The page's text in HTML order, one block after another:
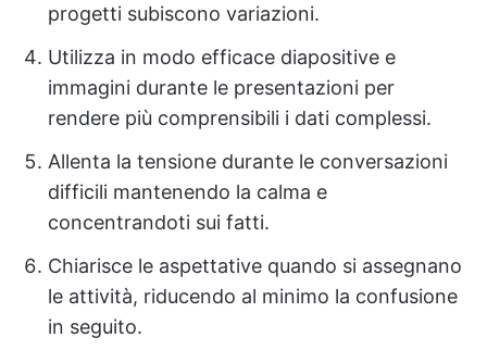
progetti subiscono variazioni.
Utilizza in modo efficace diapositive e
immagini durante le presentazioni per
rendere più comprensibili i dati complessi.
Allenta la tensione durante le conversazioni
difficili mantenendo la calma e
concentrandoti sui fatti.
Chiarisce le aspettative quando si assegnano
le attività, riducendo al minimo la confusione
in seguito.